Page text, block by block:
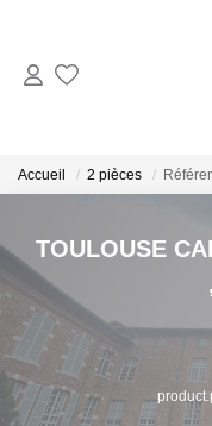
Accueil 2 pièces
TOULOUSE
,